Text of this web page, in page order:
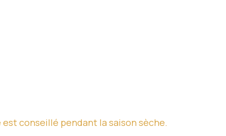
conseillé pendant la saison sèche.